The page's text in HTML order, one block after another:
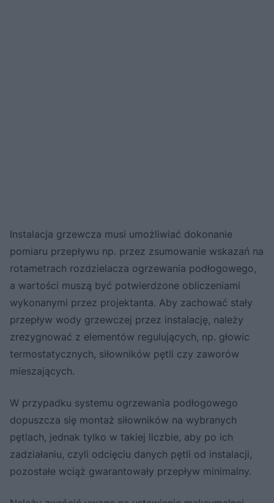
Instalacja grzewcza musi umożliwiać dokonanie
pomiaru przepływu np. przez zsumowanie wskazań na
rotametrach rozdzielacza ogrzewania podłogowego,
a wartości muszą być potwierdzone obliczeniami
wykonanymi przez projektanta. Aby zachować stały
przepływ wody grzewczej przez instalację, należy
zrezygnować z elementów regulujących, np. głowic
termostatycznych, siłowników pętli czy zaworów
mieszających.
W przypadku systemu ogrzewania podłogowego
dopuszcza się montaż siłowników na wybranych
pętlach, jednak tylko w takiej liczbie, aby po ich
zadziałaniu, czyli odcięciu danych pętli od instalacji,
pozostałe wciąż gwarantowały przepływ minimalny.